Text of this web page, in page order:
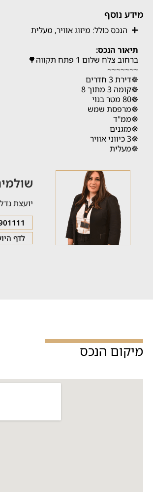
מידע נוסף
הנכס כולל: מיזוג אוויר, מעלית
תיאור הנכס:
ברחוב צלח שלום 1 פתח תקווה🌳
~~~~~~~
☸️דירת 3 חדרים
☸️קומה 3 מתוך 8
☸️80 מטר בנוי
☸️מרפסת שמש
☸️ממ"ד
☸️מזגנים
☸️3 כיווני אוויר
☸️מעלית
יועצת
לדף
מיקום הנכס